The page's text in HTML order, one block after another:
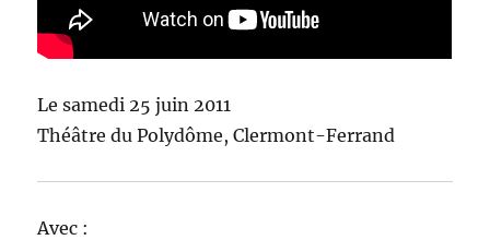
Le samedi 25 juin 2011
Théâtre du Polydôme, Clermont-Ferrand
Avec :